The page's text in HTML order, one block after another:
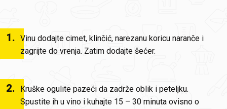
1. Vinu dodajte cimet, klinčić, narezanu koricu naranče i
zagrijte do vrenja. Zatim dodajte šećer.
2.
Kruške ogulite pazeći da zadrže oblik i peteljku.
Spustite ih u vino i kuhajte 15 – 30 minuta ovisno o